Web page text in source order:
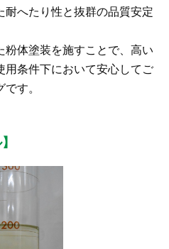
耐へたり性と抜群の品質安定
体塗装を施すことで、高い
用条件下において安心してご
す。